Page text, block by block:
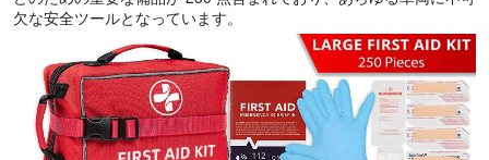
欠な安全ツールとなっています。